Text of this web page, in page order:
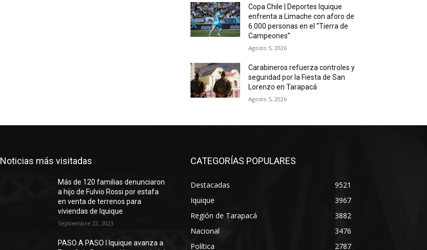
Copa Chile | Deportes Iquique
enfrenta a Limache con aforo de
6.000 personas en el “Tierra de
Campeones”
Agosto 5, 2026
Carabineros refuerza controles y
seguridad por la Fiesta de San
Lorenzo en Tarapacá
Agosto 5, 2026
Noticias más visitadas
Más de 120 familias denunciaron
a hijo de Fulvio Rossi por estafa
en venta de terrenos para
viviendas de Iquique
Septiembre 22, 2023
PASO A PASO I Iquique avanza a
CATEGORÍAS POPULARES
Destacadas
9521
Iquique
3967
Región de Tarapacá
3882
Nacional
3476
Política
2787